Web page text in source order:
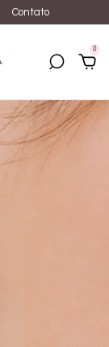
Contato
0